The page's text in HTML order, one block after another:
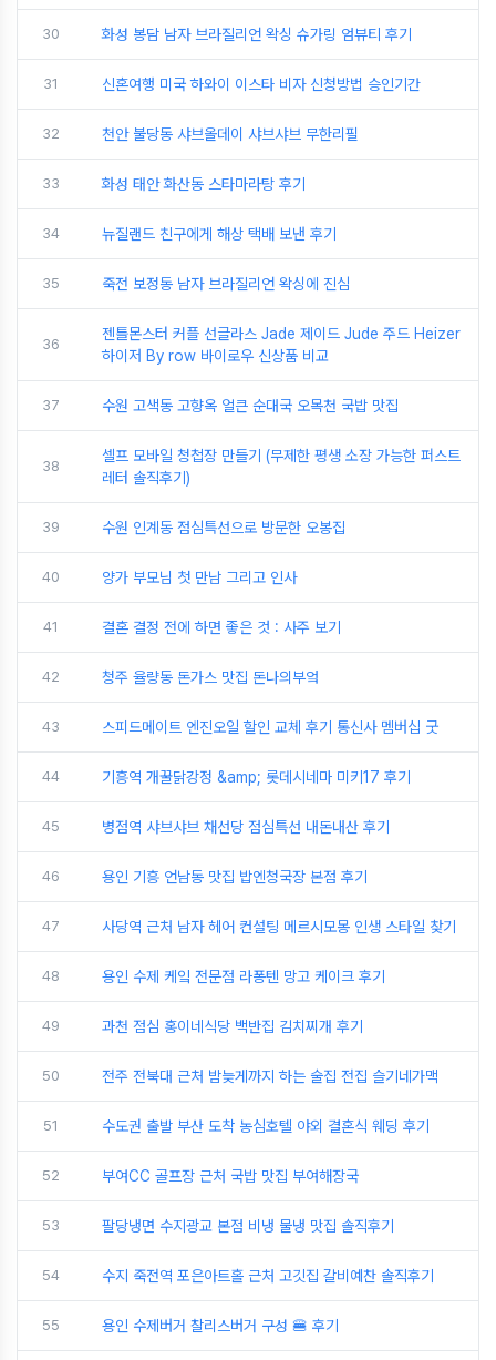
30 화성 봉담 남자 브라질리언 왁싱 슈가링 엄뷰티 후기
31 신혼여행 미국 하와이 이스타 비자 신청방법 승인기간
32 천안 불당동 샤브올데이 샤브샤브 무한리필
33 화성 태안 화산동 스타마라탕 후기
34 뉴질랜드 친구에게 해상 택배 보낸 후기
35 죽전 보정동 남자 브라질리언 왁싱에 진심
36
젠틀몬스터 커플 선글라스 Jade 제이드 Jude 주드 Heizer
하이저 By row 바이로우 신상품 비교
37 수원 고색동 고향옥 얼큰 순대국 오목천 국밥 맛집
38
셀프 모바일 청첩장 만들기 (무제한 평생 소장 가능한 퍼스트
레터 솔직후기)
39 수원 인계동 점심특선으로 방문한 오봉집
40 양가 부모님 첫 만남 그리고 인사
41 결혼 결정 전에 하면 좋은 것 : 사주 보기
42 청주 율량동 돈가스 맛집 돈나의부엌
43 스피드메이트 엔진오일 할인 교체 후기 통신사 멤버십 굿
44 기흥역 개꿀닭강정 &amp; 롯데시네마 미키17 후기
45 병점역 샤브샤브 채선당 점심특선 내돈내산 후기
46 용인 기흥 언남동 맛집 밥엔청국장 본점 후기
47 사당역 근처 남자 헤어 컨설팅 메르시모몽 인생 스타일 찾기
48 용인 수제 케잌 전문점 라퐁텐 망고 케이크 후기
49 과천 점심 홍이네식당 백반집 김치찌개 후기
50 전주 전북대 근처 밤늦게까지 하는 술집 전집 슬기네가맥
51 수도권 출발 부산 도착 농심호텔 야외 결혼식 웨딩 후기
52 부여CC 골프장 근처 국밥 맛집 부여해장국
53 팔당냉면 수지광교 본점 비냉 물냉 맛집 솔직후기
54 수지 죽전역 포은아트홀 근처 고깃집 갈비예찬 솔직후기
55 용인 수제버거 찰리스버거 구성 🍔 후기